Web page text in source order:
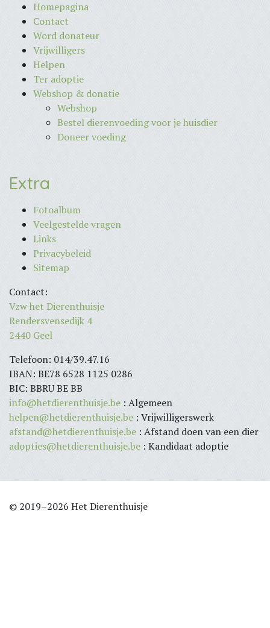
Homepagina
Contact
Word donateur
Vrijwilligers
Helpen
Ter adoptie
Webshop & donatie
Webshop
Bestel dierenvoeding voor je huisdier
Doneer voeding
Extra
Fotoalbum
Veelgestelde vragen
Links
Privacybeleid
Sitemap
Contact:
Vzw het Dierenthuisje
Rendersvensedijk 4
2440 Geel
Telefoon: 014/39.47.16
IBAN: BE78 6528 1125 0286
BIC: BBRU BE BB
info@hetdierenthuisje.be : Algemeen
helpen@hetdierenthuisje.be : Vrijwilligerswerk
afstand@hetdierenthuisje.be : Afstand doen van een dier
adopties@hetdierenthuisje.be : Kandidaat adoptie
© 2019–2026 Het Dierenthuisje